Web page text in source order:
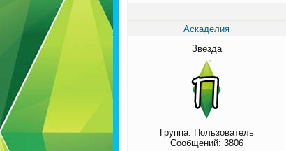
Аскаделия
Звезда
Группа: Пользователь
Сообщений: 3806